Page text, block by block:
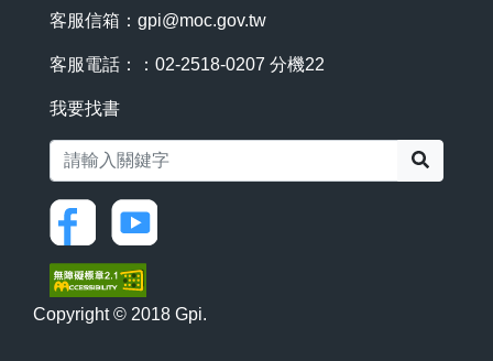
客服信箱： gpi@moc.gov.tw
客服電話：：02-2518-0207 分機22
我要找書
Copyright © 2018 Gpi.